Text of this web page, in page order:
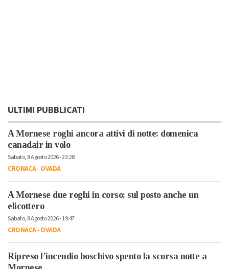
ULTIMI PUBBLICATI
A Mornese roghi ancora attivi di notte: domenica
canadair in volo
Sabato, 8 Agosto 2026 - 23:28
CRONACA-OVADA
A Mornese due roghi in corso: sul posto anche un
elicottero
Sabato, 8 Agosto 2026 - 19:47
CRONACA-OVADA
Ripreso l’incendio boschivo spento la scorsa notte a